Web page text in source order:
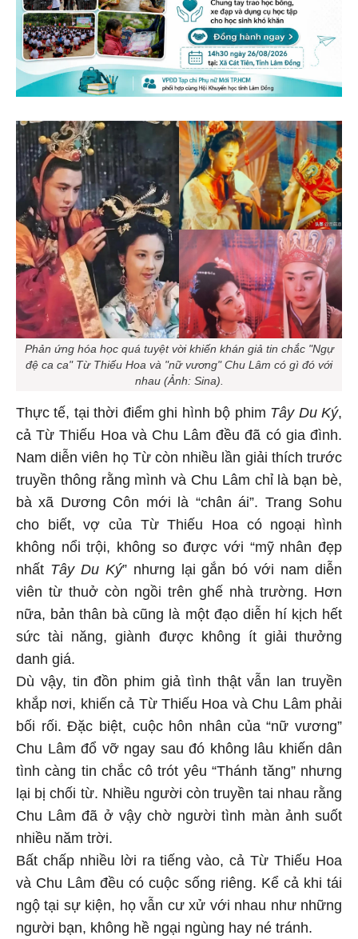
Phản ứng hóa học quá tuyệt vời khiến khán giả tin chắc "Ngự
đệ ca ca" Từ Thiếu Hoa và "nữ vương" Chu Lâm có gì đó với
nhau (Ảnh: Sina).
Thực tế, tại thời điểm ghi hình bộ phim Tây Du Ký,
cả Từ Thiếu Hoa và Chu Lâm đều đã có gia đình.
Nam diễn viên họ Từ còn nhiều lần giải thích trước
truyền thông rằng mình và Chu Lâm chỉ là bạn bè,
bà xã Dương Côn mới là “chân ái”. Trang Sohu
cho biết, vợ của Từ Thiếu Hoa có ngoại hình
không nổi trội, không so được với “mỹ nhân đẹp
nhất Tây Du Ký” nhưng lại gắn bó với nam diễn
viên từ thuở còn ngồi trên ghế nhà trường. Hơn
nữa, bản thân bà cũng là một đạo diễn hí kịch hết
sức tài năng, giành được không ít giải thưởng
danh giá.
Dù vậy, tin đồn phim giả tình thật vẫn lan truyền
khắp nơi, khiến cả Từ Thiếu Hoa và Chu Lâm phải
bối rối. Đặc biệt, cuộc hôn nhân của “nữ vương”
Chu Lâm đổ vỡ ngay sau đó không lâu khiến dân
tình càng tin chắc cô trót yêu “Thánh tăng” nhưng
lại bị chối từ. Nhiều người còn truyền tai nhau rằng
Chu Lâm đã ở vậy chờ người tình màn ảnh suốt
nhiều năm trời.
Bất chấp nhiều lời ra tiếng vào, cả Từ Thiếu Hoa
và Chu Lâm đều có cuộc sống riêng. Kể cả khi tái
ngộ tại sự kiện, họ vẫn cư xử với nhau như những
người bạn, không hề ngại ngùng hay né tránh.